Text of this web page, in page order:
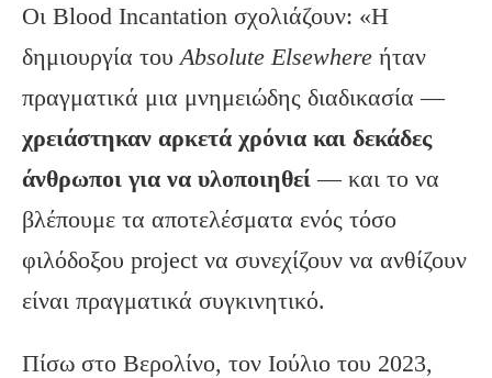
Οι Blood Incantation σχολιάζουν: «Η
δημιουργία του Absolute Elsewhere ήταν
πραγματικά μια μνημειώδης διαδικασία —
χρειάστηκαν αρκετά χρόνια και δεκάδες
άνθρωποι για να υλοποιηθεί — και το να
βλέπουμε τα αποτελέσματα ενός τόσο
φιλόδοξου project να συνεχίζουν να ανθίζουν
είναι πραγματικά συγκινητικό.
Πίσω στο Βερολίνο, τον Ιούλιο του 2023,